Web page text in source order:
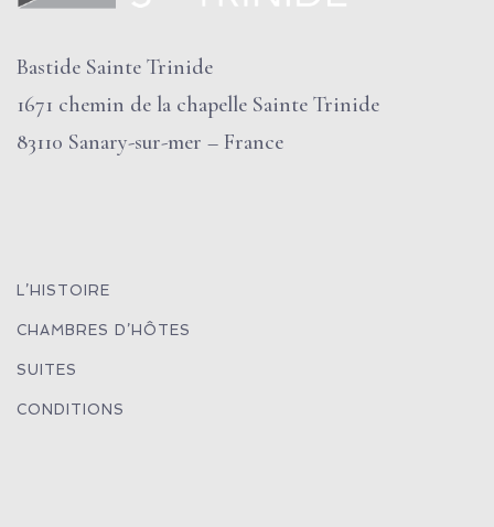
Bastide Sainte Trinide
1671 chemin de la chapelle Sainte Trinide
83110 Sanary-sur-mer – France
L’HISTOIRE
CHAMBRES D’HÔTES
SUITES
CONDITIONS